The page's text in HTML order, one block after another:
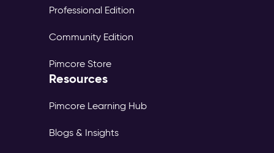
Professional Edition
Community Edition
Pimcore Store
Resources
Pimcore Learning Hub
Blogs & Insights